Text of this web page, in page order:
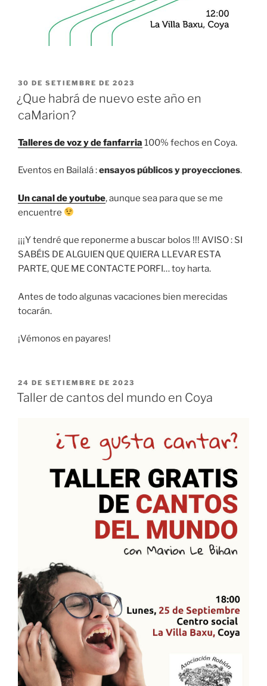
ESPUBLIZÁU
EN
30 DE SETIEMBRE DE 2023
¿Que habrá de nuevo este año en
caMarion?
Talleres de voz y de fanfarria 100% fechos en Coya.
Eventos en Bailalá :ensayos públicos y proyecciones.
Un canal de youtube, aunque sea para que se me
encuentre
¡¡¡Y tendré que reponerme a buscar bolos !!! AVISO : SI
SABÉIS DE ALGUIEN QUE QUIERA LLEVAR ESTA
PARTE, QUE ME CONTACTE PORFI… toy harta.
Antes de todo algunas vacaciones bien merecidas
tocarán.
¡Vémonos en payares!
ESPUBLIZÁU
EN
24 DE SETIEMBRE DE 2023
Taller de cantos del mundo en Coya